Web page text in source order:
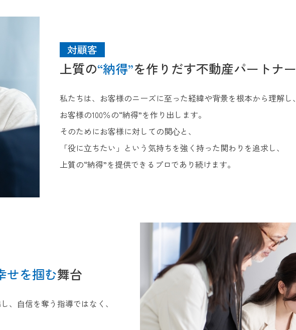
対顧客
上質の“納得”を作りだす不動産パートナー
私たちは、お客様のニーズに⾄った経緯や背景を根本から理解し、
お客様の100％の“納得”を作り出します。
そのためにお客様に対しての関⼼と、
「役に⽴ちたい」という気持ちを強く持った関わりを追求し、
上質の“納得”を提供できるプロであり続けます。
せを掴む舞台
、⾃信を奪う指導ではなく、